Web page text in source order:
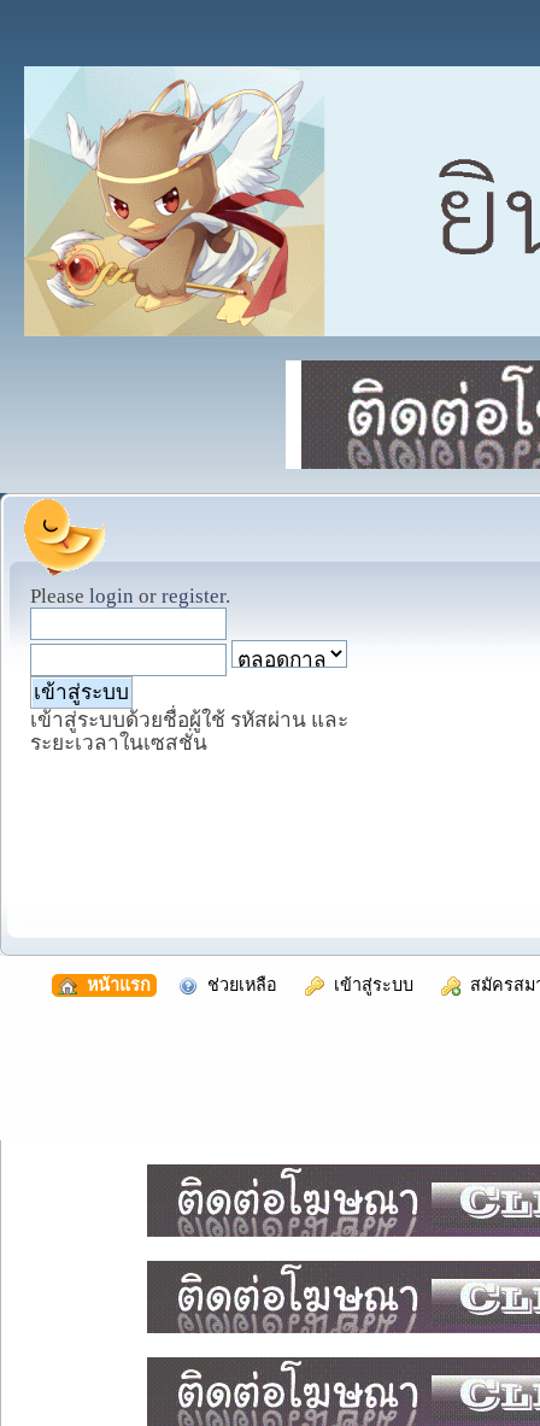
Please login or register.
เข้าสู่ระบบด้วยชื่อผู้ใช้ รหัสผ่าน และ
ระยะเวลาในเซสชั่น
หน้าแรก ช่วยเหลือ เข้าสู่ระบบ สมัครสม